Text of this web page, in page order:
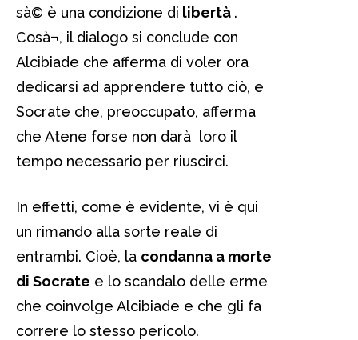
sà© è una condizione di libertà .
Cosà¬, il dialogo si conclude con
Alcibiade che afferma di voler ora
dedicarsi ad apprendere tutto ciò, e
Socrate che, preoccupato, afferma
che Atene forse non darà loro il
tempo necessario per riuscirci.
In effetti, come è evidente, vi è qui
un rimando alla sorte reale di
entrambi. Cioè, la condanna a morte
di Socrate e lo scandalo delle erme
che coinvolge Alcibiade e che gli fa
correre lo stesso pericolo.